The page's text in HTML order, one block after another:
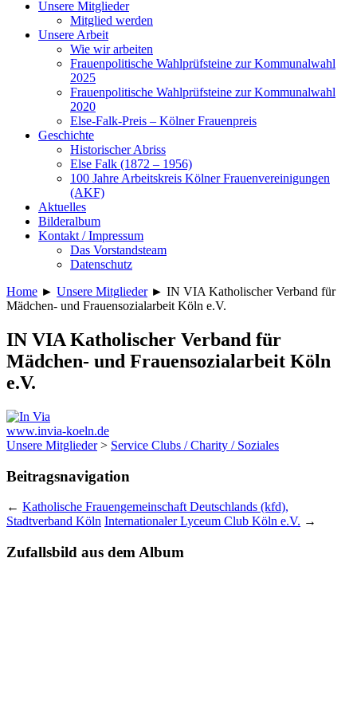
Unsere Mitglieder
Mitglied werden
Unsere Arbeit
Wie wir arbeiten
Frauenpolitische Wahlprüfsteine zur Kommunalwahl
2025
Frauenpolitische Wahlprüfsteine zur Kommunalwahl
2020
Else-Falk-Preis – Kölner Frauenpreis
Geschichte
Historischer Abriss
Else Falk (1872 – 1956)
100 Jahre Arbeitskreis Kölner Frauenvereinigungen
(AKF)
Aktuelles
Bilderalbum
Kontakt / Impressum
Das Vorstandsteam
Datenschutz
Home ► Unsere Mitglieder► IN VIA Katholischer Verband für
Mädchen- und Frauensozialarbeit Köln e.V.
IN VIA Katholischer Verband für
Mädchen- und Frauensozialarbeit Köln
e.V.
www.invia-koeln.de
Unsere Mitglieder> Service Clubs / Charity / Soziales
Beitragsnavigation
← Katholische Frauengemeinschaft Deutschlands (kfd),
Stadtverband Köln Internationaler Lyceum Club Köln e.V. →
Zufallsbild aus dem Album